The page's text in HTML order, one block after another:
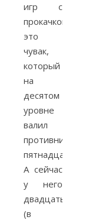
игр с
прокачкой,
это
чувак,
который
на
десятом
уровне
валил
противников
пятнадцатого.
А сейчас
у него
двадцатый
(в